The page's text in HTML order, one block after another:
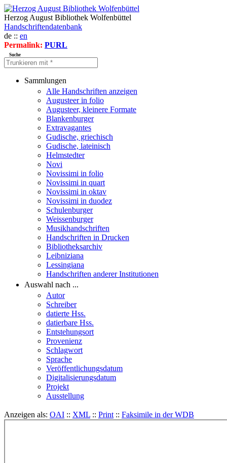
Herzog August Bibliothek Wolfenbüttel
Handschriftendatenbank
de :: en
Permalink: PURL
Suche
Sammlungen
Alle Handschriften anzeigen
Augusteer in folio
Augusteer, kleinere Formate
Blankenburger
Extravagantes
Gudische, griechisch
Gudische, lateinisch
Helmstedter
Novi
Novissimi in folio
Novissimi in quart
Novissimi in oktav
Novissimi in duodez
Schulenburger
Weissenburger
Musikhandschriften
Handschriften in Drucken
Bibliotheksarchiv
Leibniziana
Lessingiana
Handschriften anderer Institutionen
Auswahl nach ...
Autor
Schreiber
datierte Hss.
datierbare Hss.
Entstehungsort
Provenienz
Schlagwort
Sprache
Veröffentlichungsdatum
Digitalisierungsdatum
Projekt
Ausstellung
Anzeigen als: OAI :: XML :: Print :: Faksimile in der WDB